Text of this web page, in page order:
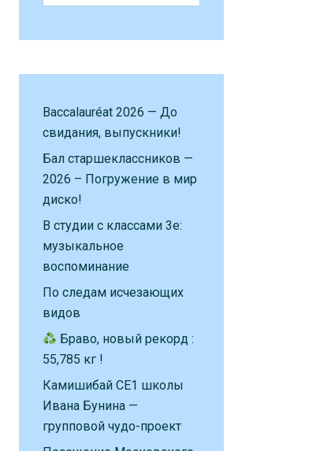
Baccalauréat 2026 — До
свидания, выпускники!
Бал старшеклассников —
2026 – Погружение в мир
диско!
В студии с классами 3е:
музыкальное
воспоминание
По следам исчезающих
видов
Браво, новый рекорд :
55,785 кг !
Камишибай CE1 школы
Ивана Бунина —
групповой чудо-проект